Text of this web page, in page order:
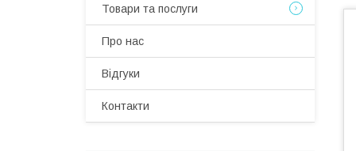
Товари та послуги
Про нас
Відгуки
Контакти